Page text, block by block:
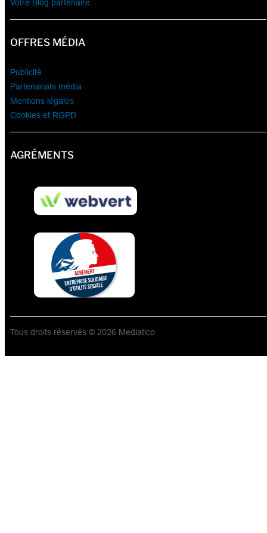
Votre Blog partenaire
OFFRES MÉDIA
Publicité
Partenariats média
Mentions légales
Cookies et RGPD
AGRÉMENTS
Tous droits réservés © 2026 Mediatico